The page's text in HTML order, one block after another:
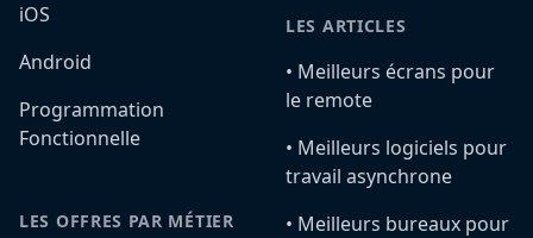
iOS
Android
Programmation
Fonctionnelle
LES OFFRES PAR MÉTIER
LES ARTICLES
•️ Meilleurs écrans pour
le remote
•️ Meilleurs logiciels pour
travail asynchrone
•️ Meilleurs bureaux pour